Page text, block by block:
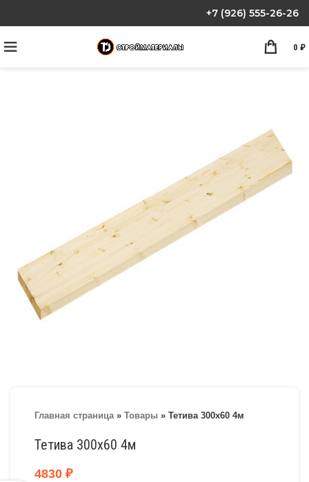
+7 (926) 555-26-26
0 ₽
Главная страница» Товары » Тетива 300х60 4м
Тетива 300х60 4м
4830 ₽